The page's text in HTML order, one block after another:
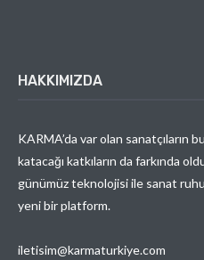
HAKKIMIZDA
KARMA’da var olan sanatçıların
katacağı katkıların da farkında
günümüz teknolojisi ile sanat
yeni bir platform.
iletisim@karmaturkiye.com